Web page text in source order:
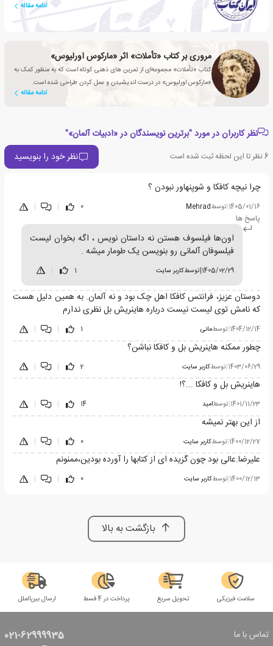
ادامه مقاله
مروری بر کتاب «تأملات» اثر «مارکوس اورلیوس»
کتاب «تأملات» مجموعه‌ای از تمرین های ذهنی کوتاه است که به منظور کمک به
«مارکوس اورلیوس» در درست اندیشیدن و عمل کردن طراحی شده است.
ادامه مقاله
نظر کاربران در مورد "برترین نویسندگان در «ادبیات آلمان»"
6نظر تا این لحظه ثبت شده است نظر خود را بنویسید
چرا نیچه کافکا و شوپنهاور نبودن ؟
1405/01/16
|توسطMehrad
0
|
|
پاسخ ها
اون‌ها فیلسوف هستن نه داستان نویس ، اگه بخوان لیست
فیلسوفان آلمانی رو بنویسن یک طومار میشه .
1405/02/29
|توسطکاربر سایت 1
دوستان عزیز، فرانتس کافکا اهل چک بود و نه آلمان. به همین دلیل هست
که نامش توی لیست نیست درباره هاینریش بل نظری ندارم
1404/12/14
|توسطمانی 1
|
|
چطور ممکنه هاینریش بل و کافکا نباشن؟
1403/06/29
|توسطکاربر سایت 2
|
|
هاینریش بل و کافکا ...؟!
1401/11/23
|توسطامید 14
|
|
از این بهتر نمیشه
1400/12/27
|توسطکاربر سایت 0
|
|
علیرضا.عالی بود چون گزیده ای از کتابها را آورده بودین،ممنونم
1400/12/13
|توسطکاربر سایت 0
|
|
بازگشت به بالا
سلامت فیزیکی تحویل سریع پرداخت در 4 قسط ارسال بین‌الملل
تماس با ما 021-62999935